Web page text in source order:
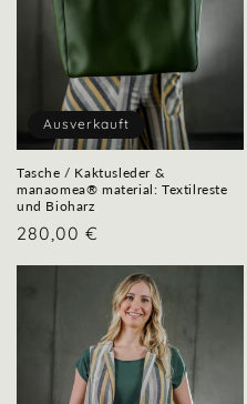
Ausverkauft
Tasche / Kaktusleder &
manaomea® material: Textilreste
und Bioharz
Normaler
Preis
280,00 €